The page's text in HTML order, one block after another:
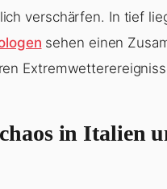
verschärfen. In tief
sehen einen
in Italien